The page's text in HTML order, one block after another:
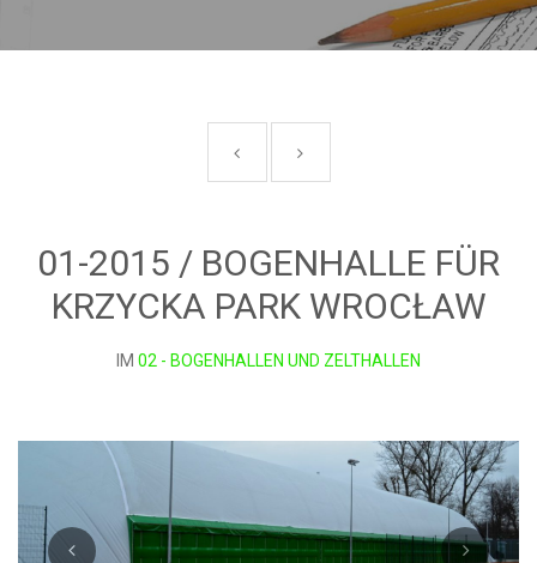
01-2015 / BOGENHALLE FÜR
KRZYCKA PARK WROCŁAW
IM 02 - BOGENHALLEN UND ZELTHALLEN